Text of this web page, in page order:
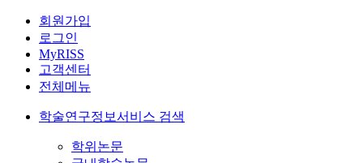
회원가입
로그인
MyRISS
고객센터
전체메뉴
학술연구정보서비스 검색
학위논문